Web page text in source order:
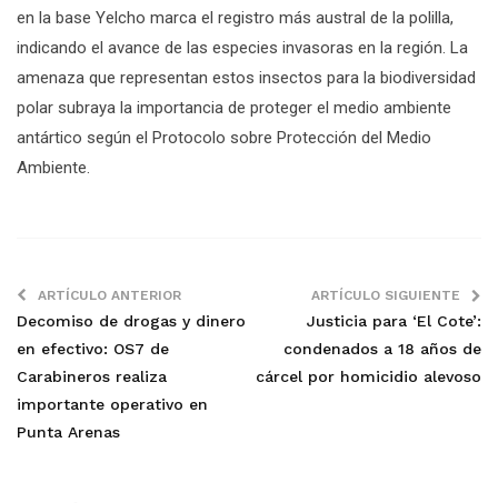
en la base Yelcho marca el registro más austral de la polilla,
indicando el avance de las especies invasoras en la región. La
amenaza que representan estos insectos para la biodiversidad
polar subraya la importancia de proteger el medio ambiente
antártico según el Protocolo sobre Protección del Medio
Ambiente.
ARTÍCULO ANTERIOR
Decomiso de drogas y dinero
en efectivo: OS7 de
Carabineros realiza
importante operativo en
Punta Arenas
ARTÍCULO SIGUIENTE
Justicia para ‘El Cote’:
condenados a 18 años de
cárcel por homicidio alevoso